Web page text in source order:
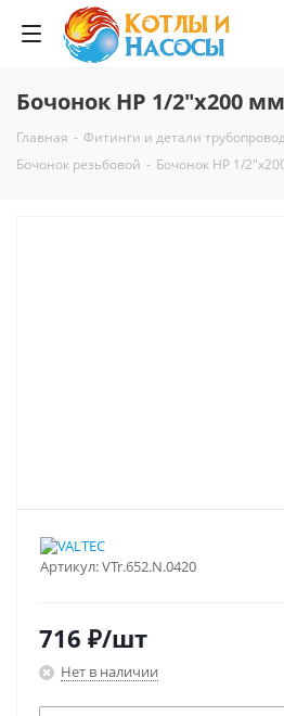
Бочонок НР 1/2"x200 мм
Главная - Фитинги и детали
Бочонок резьбовой - Бочонок НР 1/
Артикул:VTr.652.N.0420
716 ₽/шт
Нет в наличии